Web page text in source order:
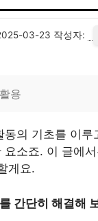
03-23 작성자:
용
의 기초를 이
소죠. 이 글에
게요.
간단히 해결해